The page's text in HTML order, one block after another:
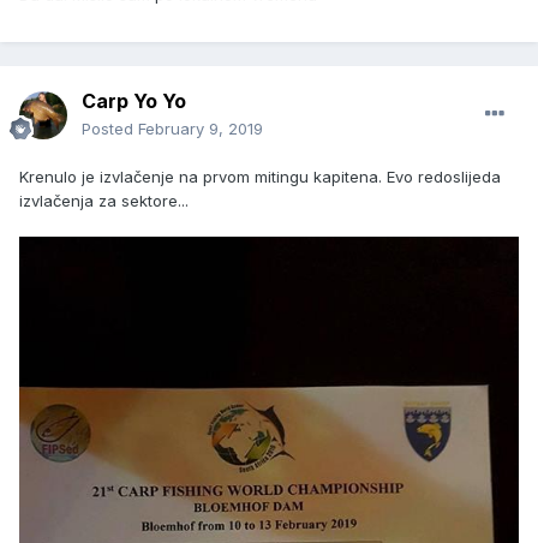
Carp Yo Yo
Posted February 9, 2019
Krenulo je izvlačenje na prvom mitingu kapitena. Evo redoslijeda
izvlačenja za sektore...